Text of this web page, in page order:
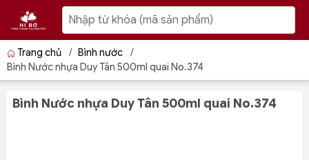
Trang chủ / Bình nước
/
Bình Nước nhựa Duy Tân 500ml quai No.374
Bình Nước nhựa Duy Tân 500ml quai No.374